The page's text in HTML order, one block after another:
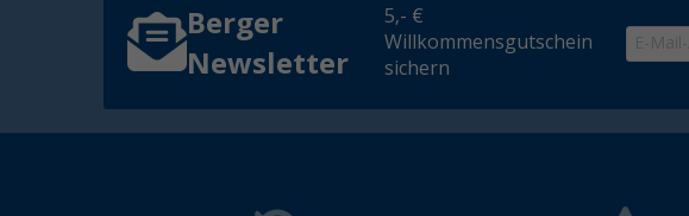
Berger
Newsletter
5,- €
Willkommensgutschein
sichern